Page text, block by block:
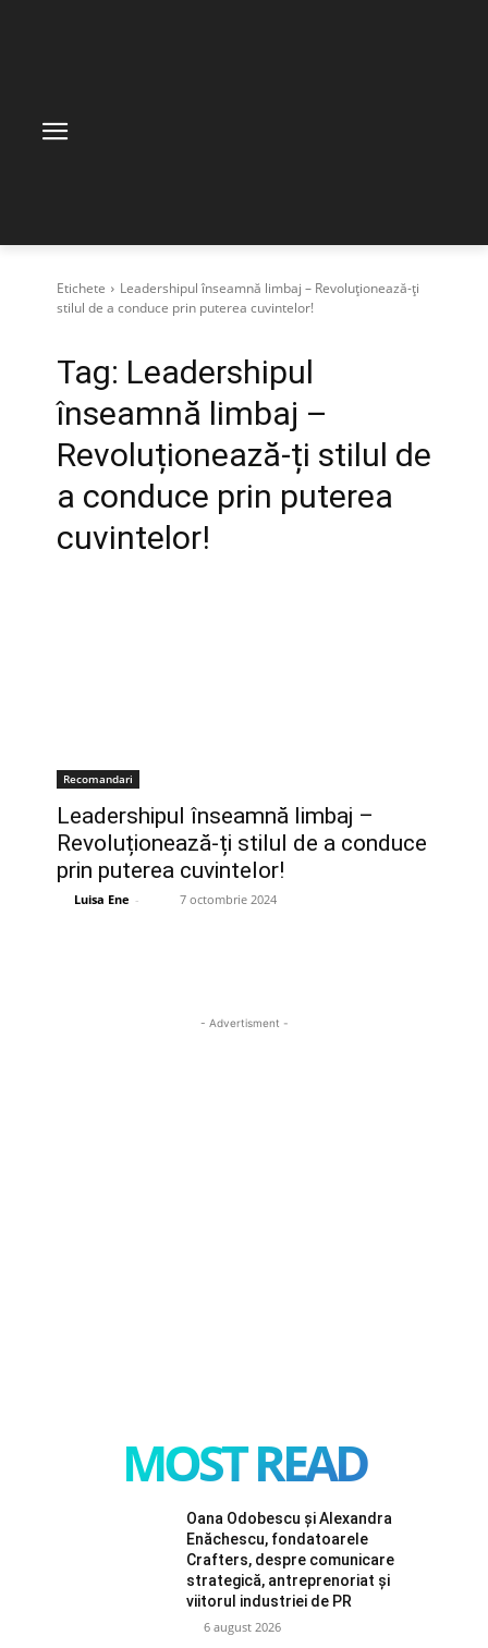
Etichete
Leadershipul înseamnă limbaj – Revoluționează-ți
stilul de a conduce prin puterea cuvintelor!
Tag: Leadershipul
înseamnă limbaj –
Revoluționează-ți stilul de
a conduce prin puterea
cuvintelor!
Recomandari
Leadershipul înseamnă limbaj –
Revoluționează-ți stilul de a conduce
prin puterea cuvintelor!
Luisa Ene - 7 octombrie 2024
- Advertisment -
MOST READ
Oana Odobescu și Alexandra
Enăchescu, fondatoarele
Crafters, despre comunicare
strategică, antreprenoriat și
viitorul industriei de PR
6 august 2026